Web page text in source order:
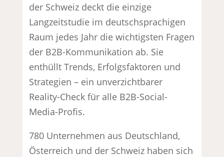
der Schweiz deckt die einzige
Langzeitstudie im deutschsprachigen
Raum jedes Jahr die wichtigsten Fragen
der B2B-Kommunikation ab. Sie
enthüllt Trends, Erfolgsfaktoren und
Strategien – ein unverzichtbarer
Reality-Check für alle B2B-Social-
Media-Profis.
780 Unternehmen aus Deutschland,
Österreich und der Schweiz haben sich